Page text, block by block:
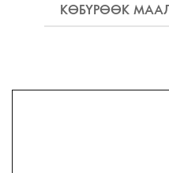
КӨБҮРӨӨК